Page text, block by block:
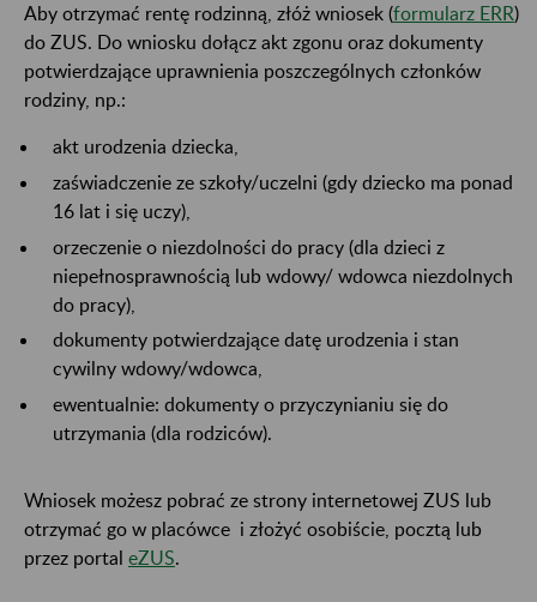
Aby otrzymać rentę rodzinną, złóż wniosek (formularz ERR)
do ZUS. Do wniosku dołącz akt zgonu oraz dokumenty
potwierdzające uprawnienia poszczególnych członków
rodziny, np.:
akt urodzenia dziecka,
zaświadczenie ze szkoły/uczelni (gdy dziecko ma ponad
16 lat i się uczy),
orzeczenie o niezdolności do pracy (dla dzieci z
niepełnosprawnością lub wdowy/ wdowca niezdolnych
do pracy),
dokumenty potwierdzające datę urodzenia i stan
cywilny wdowy/wdowca,
ewentualnie: dokumenty o przyczynianiu się do
utrzymania (dla rodziców).
Wniosek możesz pobrać ze strony internetowej ZUS lub
otrzymać go w placówce i złożyć osobiście, pocztą lub
przez portal eZUS.